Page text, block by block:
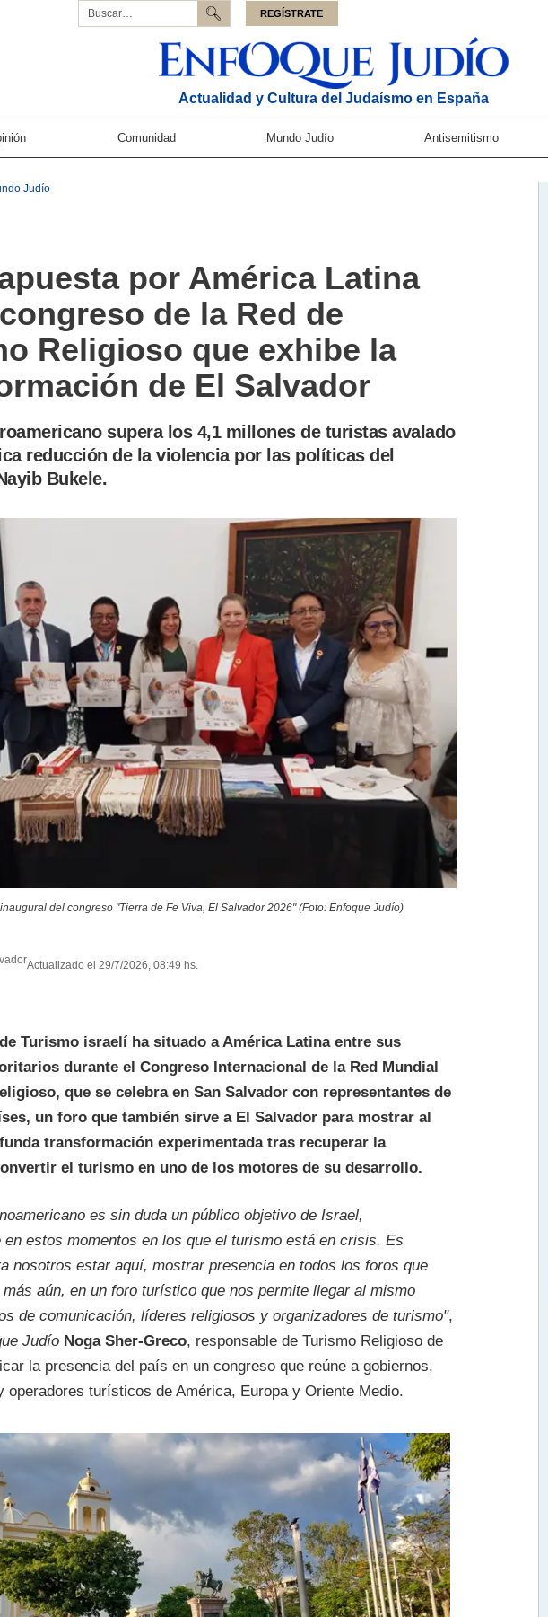
REGÍSTRATE
Actualidad y Cultura del Judaísmo en España
Comunidad Mundo Judío Antisemitismo
Judío
por América Latina
de la Red de
Religioso que exhibe la
de El Salvador
supera los 4,1 millones de turistas avalado
reducción de la violencia por las políticas del
Bukele.
del congreso "Tierra de Fe Viva, El Salvador 2026" (Foto: Enfoque Judío)
Actualizado el 29/7/2026, 08:49 hs.
Turismo israelí ha situado a América Latina entre sus
durante el Congreso Internacional de la Red Mundial
que se celebra en San Salvador con representantes de
un foro que también sirve a El Salvador para mostrar al
transformación experimentada tras recuperar la
el turismo en uno de los motores de su desarrollo.
es sin duda un público objetivo de Israel,
en estos momentos en los que el turismo está en crisis. Es
nosotros estar aquí, mostrar presencia en todos los foros que
aún, en un foro turístico que nos permite llegar al mismo
de comunicación, líderes religiosos y organizadores de turismo",
Judío Noga Sher-Greco, responsable de Turismo Religioso de
la presencia del país en un congreso que reúne a gobiernos,
operadores turísticos de América, Europa y Oriente Medio.